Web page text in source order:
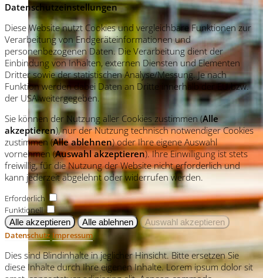
Datenschutzeinstellungen
Diese Website nutzt Cookies und vergleichbare Funktionen zur
Verarbeitung von Endgeräteinformationen und
personenbezogenen Daten. Die Verarbeitung dient der
Einbindung von Inhalten, externen Diensten und Elementen
Dritter sowie der statistischen Analyse/Messung. Je nach
Funktion werden dabei Daten an Dritte innerhalb der EU bzw.
der USA weitergegeben.
Sie können der Nutzung aller Cookies zustimmen (Alle
akzeptieren), nur der Nutzung technisch notwendiger Cookies
zustimmen (Alle ablehnen) oder Ihre eigene Auswahl
vornehmen (Auswahl akzeptieren). Ihre Einwilligung ist stets
freiwillig, für die Nutzung der Website nicht erforderlich und
kann jederzeit abgelehnt oder widerrufen werden.
Erforderlich
Funktionell
Datenschutz Impressum
Dies sind Blindinhalte in jeglicher Hinsicht. Bitte ersetzen Sie
diese Inhalte durch Ihre eigenen Inhalte. Lorem ipsum dolor sit